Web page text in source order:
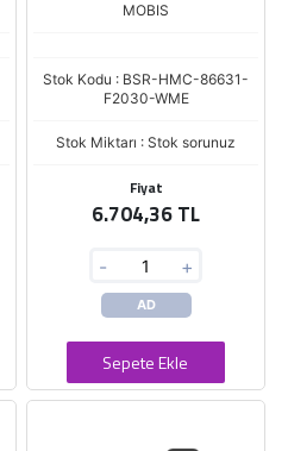
MOBIS
Stok Kodu : BSR-HMC-86631-
F2030-WME
Stok Miktarı : Stok sorunuz
Fiyat
6.704,36 TL
- +
AD
Sepete Ekle